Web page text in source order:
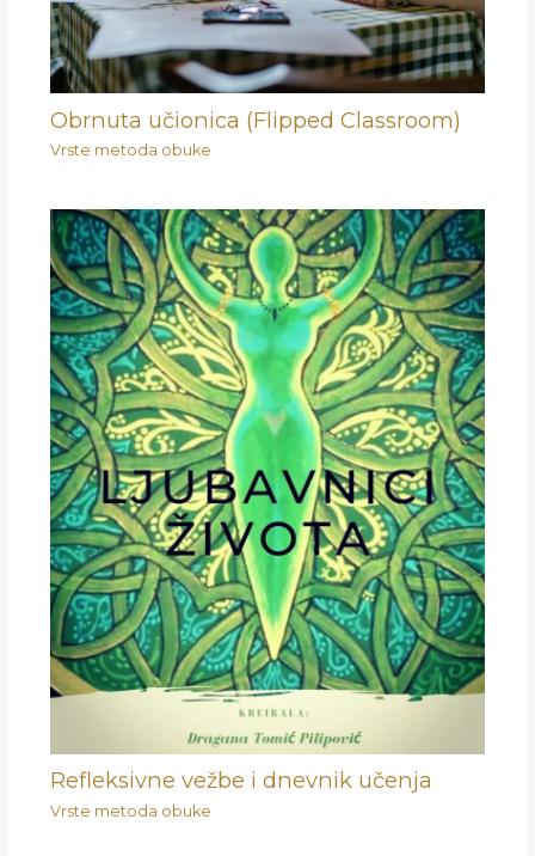
Obrnuta učionica (Flipped Classroom)
Vrste metoda obuke
Refleksivne vežbe i dnevnik učenja
Vrste metoda obuke